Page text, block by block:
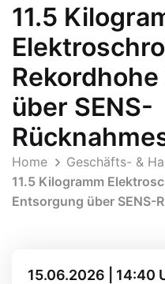
11.5
über SENS-
Home
Geschäfts- &
11.5 Kilogramm
Entsorgung über SENS-
15.06.2026 | 14:40